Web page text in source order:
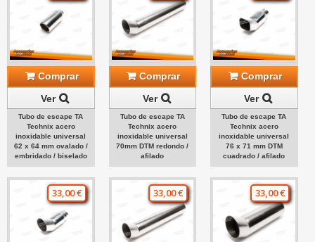
Comprar
Ver
Tubo de escape TA
Technix acero
inoxidable universal
62 x 64 mm ovalado /
embridado / biselado
Comprar
Ver
Tubo de escape TA
Technix acero
inoxidable universal
70mm DTM redondo /
afilado
Comprar
Ver
Tubo de escape TA
Technix acero
inoxidable universal
76 x 71 mm DTM
cuadrado / afilado
33,00 € 33,00 € 33,00 €